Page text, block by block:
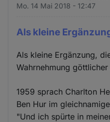
Mo. 14 Mai 2018 - 12:47
Als kleine
Als kleine Ergänzung,
Wahrnehmung
1959 sprach Charlton
Ben Hur im
"Und ich spürte in